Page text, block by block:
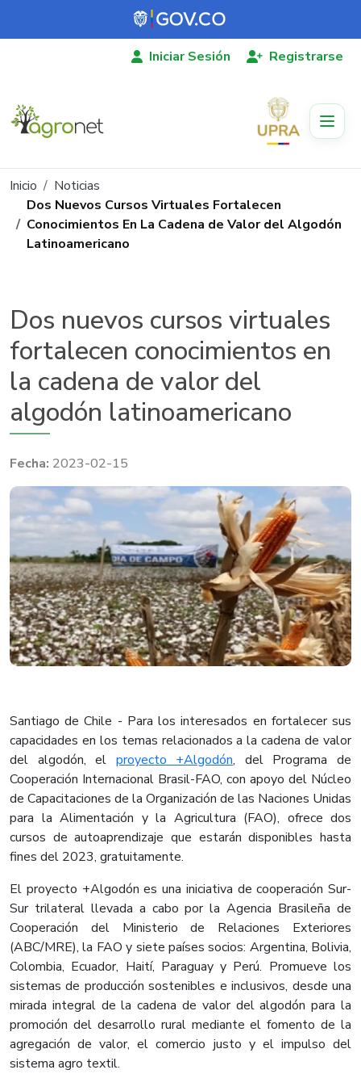
Pasar al contenido principal
Iniciar Sesión Registrarse
Ruta de navegación
Inicio
Noticias
Dos Nuevos Cursos Virtuales Fortalecen
Conocimientos En La Cadena de Valor del Algodón
Latinoamericano
Dos nuevos cursos virtuales
fortalecen conocimientos en
la cadena de valor del
algodón latinoamericano
2023-02-15
Santiago de Chile - Para los interesados en fortalecer sus
capacidades en los temas relacionados a la cadena de valor
del algodón, el proyecto +Algodón​, del Programa de
Cooperación Internacional Brasil-FAO, con apoyo del Núcleo
de Capacitaciones de la Organización de las Naciones Unidas
para la Alimentación y la Agricultura (FAO), ofrece dos
cursos de autoaprendizaje que estarán disponibles hasta
fines del 2023, gratuitamente.
El proyecto +Algodón es una iniciativa de cooperación Sur-
Sur trilateral llevada a cabo por la Agencia Brasileña de
Cooperación del Ministerio de Relaciones Exteriores
(ABC/MRE), la FAO y siete países socios: Argentina, Bolivia,
Colombia, Ecuador, Haití, Paraguay y Perú. Promueve los
sistemas de producción sostenibles e inclusivos, desde una
mirada integral de la cadena de valor del algodón para la
promoción del desarrollo rural mediante el fomento de la
agregación de valor, el comercio justo y el impulso del
sistema agro textil.